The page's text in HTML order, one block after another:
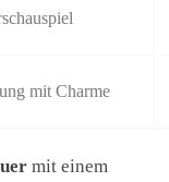
mit Charme
mit einem